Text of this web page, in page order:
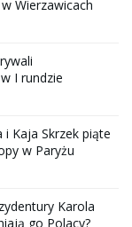
Wierzawicach
I rundzie
i Kaja Skrzek piąte
w Paryżu
Karola
go Polacy?